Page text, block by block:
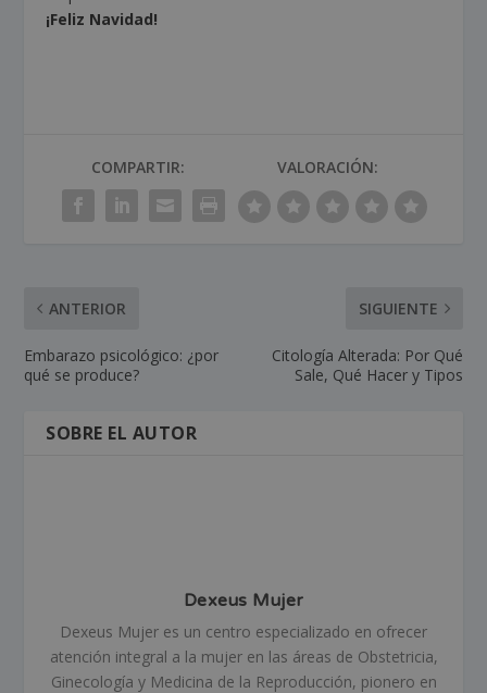
¡Feliz Navidad!
COMPARTIR: VALORACIÓN:
ANTERIOR
Embarazo psicológico: ¿por
qué se produce?
SIGUIENTE
Citología Alterada: Por Qué
Sale, Qué Hacer y Tipos
SOBRE EL AUTOR
Dexeus Mujer
Dexeus Mujer es un centro especializado en ofrecer
atención integral a la mujer en las áreas de Obstetricia,
Ginecología y Medicina de la Reproducción, pionero en